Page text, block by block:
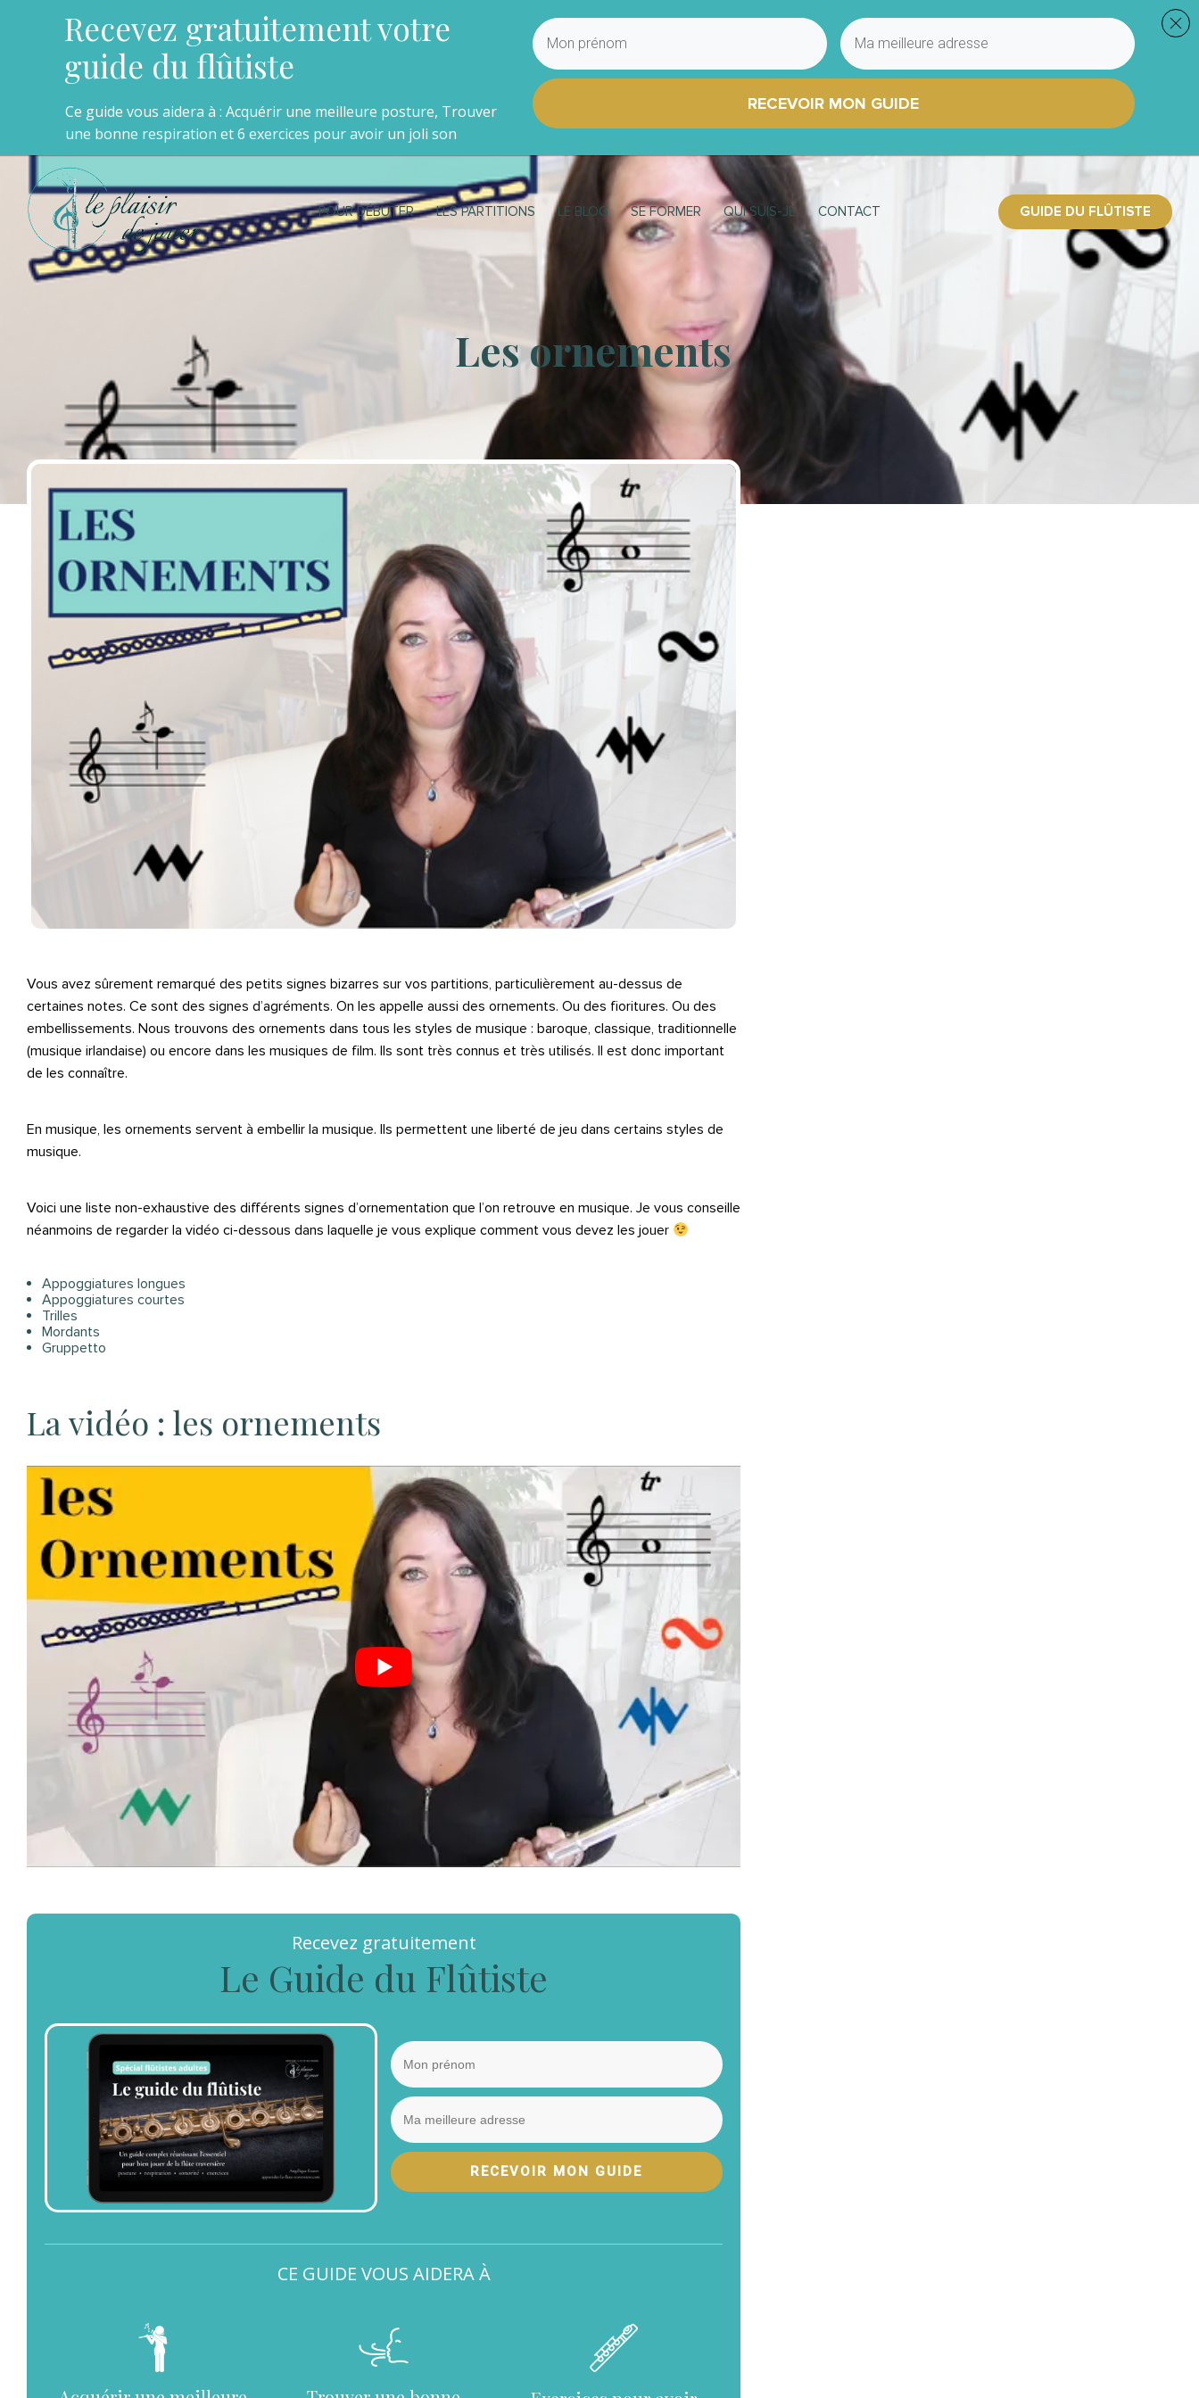
POUR DÉBUTER LES PARTITIONS LE BLOG SE FORMER QUI SUIS-JE CONTACT GUIDE DU FLÛTISTE
Les ornements
Vous avez sûrement remarqué des petits signes bizarres sur vos partitions, particulièrement au-dessus de
certaines notes. Ce sont des signes d’agréments. On les appelle aussi des ornements. Ou des fioritures. Ou des
embellissements. Nous trouvons des ornements dans tous les styles de musique : baroque, classique, traditionnelle
(musique irlandaise) ou encore dans les musiques de film. Ils sont très connus et très utilisés. Il est donc important
de les connaître.
En musique, les ornements servent à embellir la musique. Ils permettent une liberté de jeu dans certains styles de
musique.
Voici une liste non-exhaustive des différents signes d’ornementation que l’on retrouve en musique. Je vous conseille
néanmoins de regarder la vidéo ci-dessous dans laquelle je vous explique comment vous devez les jouer
Appoggiatures longues
Appoggiatures courtes
Trilles
Mordants
Gruppetto
La vidéo : les ornements
Recevez gratuitement
Le Guide du Flûtiste
RECEVOIR MON GUIDE
CE GUIDE VOUS AIDERA À
Recevez gratuitement votre
guide du flûtiste
Ce guide vous aidera à : Acquérir une meilleure posture, Trouver
une bonne respiration et 6 exercices pour avoir un joli son
RECEVOIR MON GUIDE